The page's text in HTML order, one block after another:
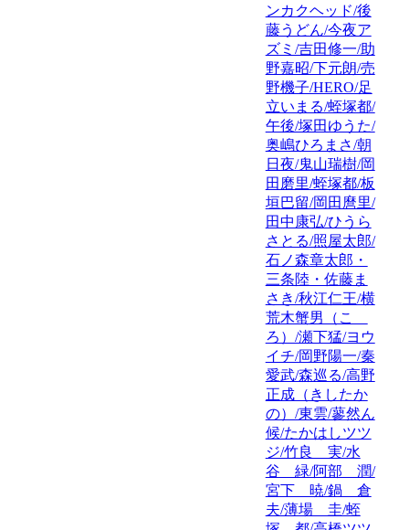
ンカクヘッド/後
藤うどん/今夜ア
ズミ/吉田修一/助
野嘉昭/下元朗/売
野機子/HERO/足
立いまる/蛭塚都/
午後/塚田ゆうた/
奥嶋ひろまさ/朝
日夜/鬼山瑞樹/岡
田磨里/蛭塚都/板
垣巴留/岡田麿里/
田中康弘/ひうら
さとる/照屋太郎/
石ノ森章太郎・
三条陸・佐藤ま
さき/秋江仁王/横
荒木蟹男（こゝ
ろ）/瀬下猛/ヨウ
イチ/岡野陽一/秦
愛武/森巡る/高野
正成（きしたか
の）/東雲/蓼然ん
候/たかはしツツ
ジ/竹良 実/水
谷 緑/阿部 潤/
宮下 暁/鍋 倉
夫/薄場 圭/蛭